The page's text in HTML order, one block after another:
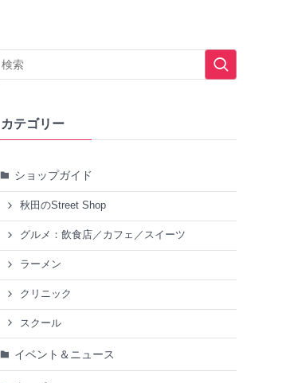
カテゴリー
ショップガイド
秋田のStreet Shop
グルメ：飲食店／カフェ／スイーツ
ラーメン
クリニック
スクール
イベント＆ニュース